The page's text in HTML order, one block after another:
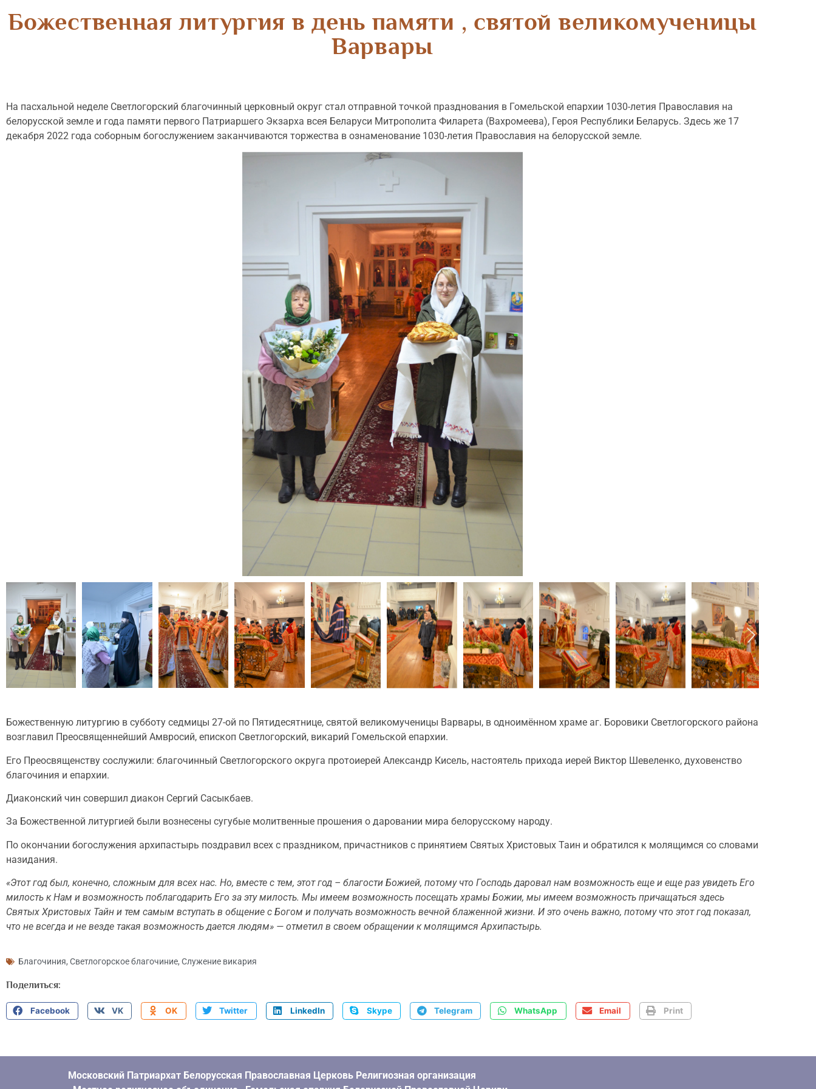
Божественная литургия в день памяти , святой великомученицы
Варвары
На пасхальной неделе Светлогорский благочинный церковный округ стал отправной точкой празднования в Гомельской епархии 1030-летия Православия на
белорусской земле и года памяти первого Патриаршего Экзарха всея Беларуси Митрополита Филарета (Вахромеева), Героя Республики Беларусь. Здесь же 17
декабря 2022 года соборным богослужением заканчиваются торжества в ознаменование 1030-летия Православия на белорусской земле.
Божественную литургию в субботу седмицы 27-ой по Пятидесятнице, святой великомученицы Варвары, в одноимённом храме аг. Боровики Светлогорского района
возглавил Преосвященнейший Амвросий, епископ Светлогорский, викарий Гомельской епархии.
Его Преосвященству сослужили: благочинный Светлогорского округа протоиерей Александр Кисель, настоятель прихода иерей Виктор Шевеленко, духовенство
благочиния и епархии.
Диаконский чин совершил диакон Сергий Сасыкбаев.
За Божественной литургией были вознесены сугубые молитвенные прошения о даровании мира белорусскому народу.
По окончании богослужения архипастырь поздравил всех с праздником, причастников с принятием Святых Христовых Таин и обратился к молящимся со словами
назидания.
«Этот год был, конечно, сложным для всех нас. Но, вместе с тем, этот год – благости Божией, потому что Господь даровал нам возможность еще и еще раз увидеть Его
милость к Нам и возможность поблагодарить Его за эту милость. Мы имеем возможность посещать храмы Божии, мы имеем возможность причащаться здесь
Святых Христовых Тайн и тем самым вступать в общение с Богом и получать возможность вечной блаженной жизни. И это очень важно, потому что этот год показал,
что не всегда и не везде такая возможность дается людям» — отметил в своем обращении к молящимся Архипастырь.
Благочиния, Светлогорское благочиние, Служение викария
Поделиться:
Facebook VK OK Twitter LinkedIn Skype Telegram WhatsApp Email Print
Московский Патриархат Белорусская Православная Церковь Религиозная организация